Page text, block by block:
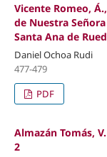
Vicente Romeo,
de Nuestra
Santa Ana de
Daniel Ochoa Rudi
477-479
PDF
Almazán Tomás,
2